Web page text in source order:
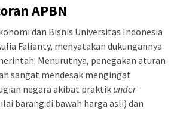
APBN
dan Bisnis Universitas Indonesia
Falianty, menyatakan dukungannya
Menurutnya, penegakan aturan
sangat mendesak mengingat
negara akibat praktik under-
barang di bawah harga asli) dan